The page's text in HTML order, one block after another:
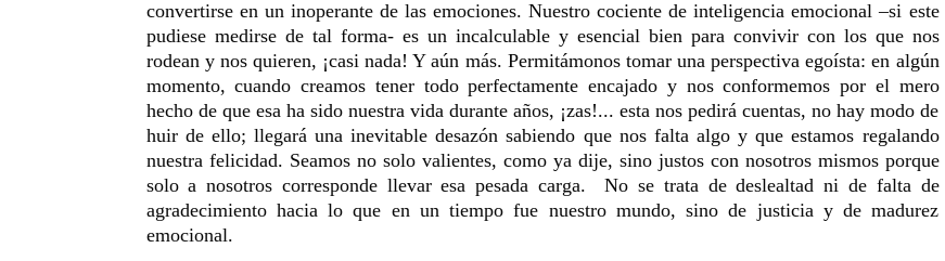
convertirse en un inoperante de las emociones. Nuestro cociente de inteligencia emocional –si este
pudiese medirse de tal forma- es un incalculable y esencial bien para convivir con los que nos
rodean y nos quieren, ¡casi nada! Y aún más. Permitámonos tomar una perspectiva egoísta: en algún
momento, cuando creamos tener todo perfectamente encajado y nos conformemos por el mero
hecho de que esa ha sido nuestra vida durante años, ¡zas!... esta nos pedirá cuentas, no hay modo de
huir de ello; llegará una inevitable desazón sabiendo que nos falta algo y que estamos regalando
nuestra felicidad. Seamos no solo valientes, como ya dije, sino justos con nosotros mismos porque
solo a nosotros corresponde llevar esa pesada carga. No se trata de deslealtad ni de falta de
agradecimiento hacia lo que en un tiempo fue nuestro mundo, sino de justicia y de madurez
emocional.